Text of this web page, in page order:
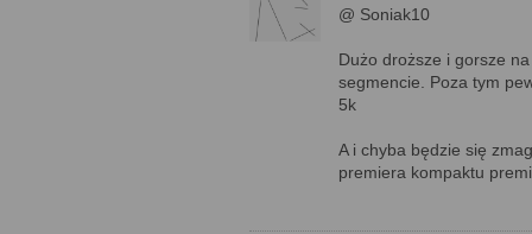
@ Soniak10
Dużo droższe i gorsze
segmencie. Poza tym
5k
A i chyba będzie się
premiera kompaktu